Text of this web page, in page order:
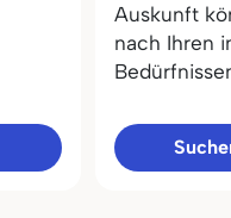
Auskunft
nach Ihren